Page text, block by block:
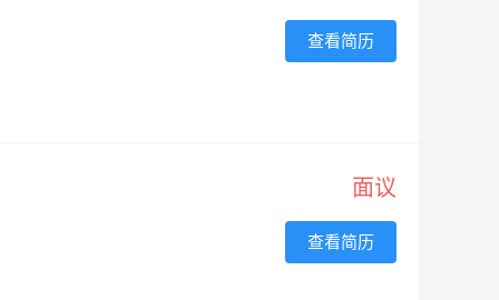
查看简历
面议
查看简历